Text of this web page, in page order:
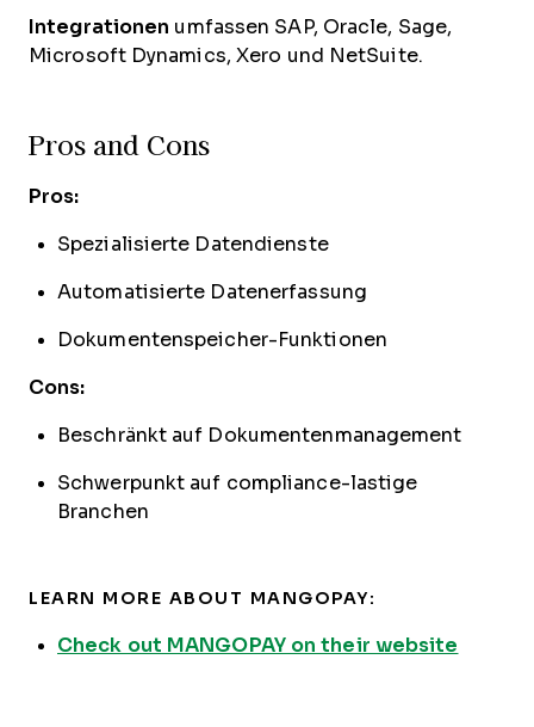
Integrationen umfassen SAP, Oracle, Sage,
Microsoft Dynamics, Xero und NetSuite.
Pros and Cons
Pros:
Spezialisierte Datendienste
Automatisierte Datenerfassung
Dokumentenspeicher-Funktionen
Cons:
Beschränkt auf Dokumentenmanagement
Schwerpunkt auf compliance-lastige
Branchen
LEARN MORE ABOUT MANGOPAY:
Check out MANGOPAY on their website